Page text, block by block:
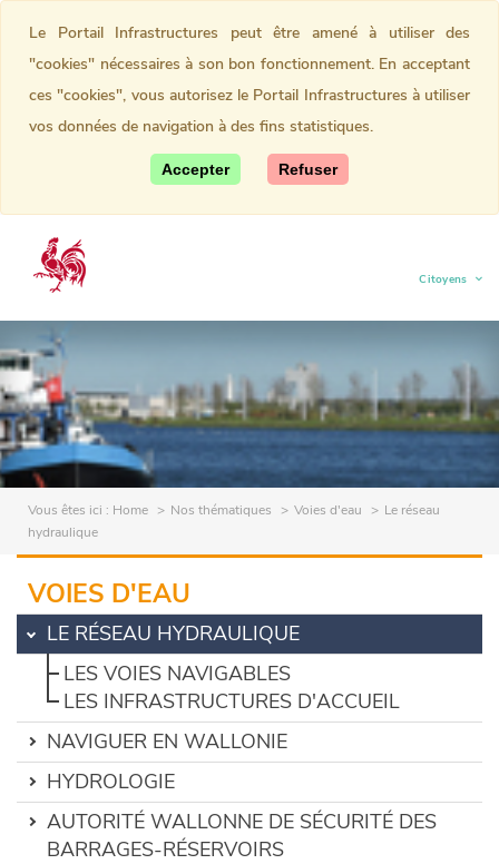
Citoyens
(current)
Vous êtes ici : Home Nos thématiques Voies d'eau
Le réseau
hydraulique
VOIES D'EAU
LE RÉSEAU HYDRAULIQUE
LES VOIES NAVIGABLES
LES INFRASTRUCTURES D'ACCUEIL
NAVIGUER EN WALLONIE
HYDROLOGIE
AUTORITÉ WALLONNE DE SÉCURITÉ DES
BARRAGES-RÉSERVOIRS
Le Portail Infrastructures peut être amené à utiliser des
"cookies" nécessaires à son bon fonctionnement. En acceptant
ces "cookies", vous autorisez le Portail Infrastructures à utiliser
vos données de navigation à des fins statistiques.
Accepter Refuser